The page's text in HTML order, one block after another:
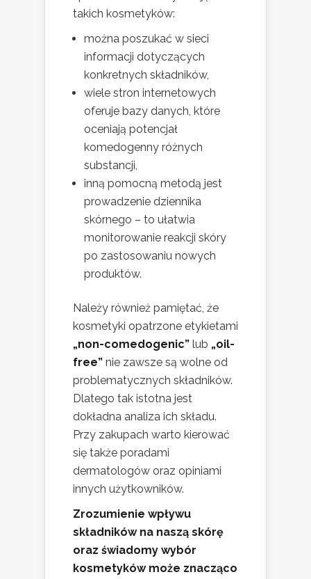
takich kosmetyków:
można poszukać w sieci
informacji dotyczących
konkretnych składników,
wiele stron internetowych
oferuje bazy danych, które
oceniają potencjał
komedogenny różnych
substancji,
inną pomocną metodą jest
prowadzenie dziennika
skórnego – to ułatwia
monitorowanie reakcji skóry
po zastosowaniu nowych
produktów.
Należy również pamiętać, że
kosmetyki opatrzone etykietami
„non-comedogenic” lub „oil-
free” nie zawsze są wolne od
problematycznych składników.
Dlatego tak istotna jest
dokładna analiza ich składu.
Przy zakupach warto kierować
się także poradami
dermatologów oraz opiniami
innych użytkowników.
Zrozumienie wpływu
składników na naszą skórę
oraz świadomy wybór
kosmetyków może znacząco